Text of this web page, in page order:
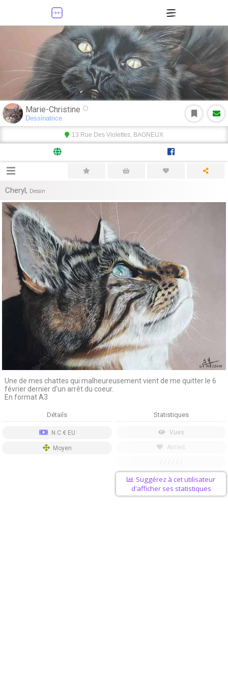
Marie-Christine
Dessinatrice
13 Rue Des Violettes, BAGNEUX
Cheryl, Dessin
Une de mes chattes qui malheureusement vient de me quitter le 6
février dernier d'un arrêt du coeur.
En format A3
Détails
N.C € EU
Moyen
Statistiques
Vues
Aimes
Suggérez à cet utilisateur
d'afficher ses statistiques